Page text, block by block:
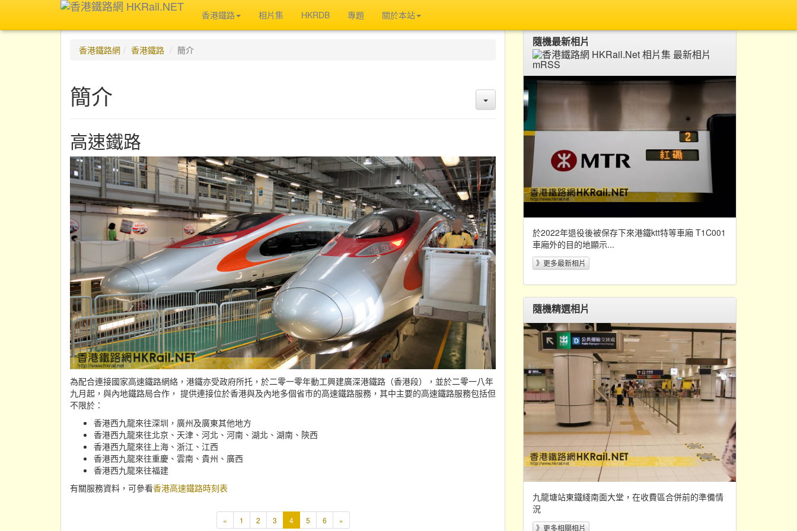
香港鐵路 相片集 HKRDB 專題 關於本站
香港鐵路網 香港鐵路 簡介
簡介
高速鐵路
為配合連接國家高速鐵路網絡，港鐵亦受政府所托，於二零一零年動工興建廣深港鐵路（香港段），並於二零一八年
九月起，與內地鐵路局合作， 提供連接位於香港與及內地多個省市的高速鐵路服務，其中主要的高速鐵路服務包括但
不限於：
香港西九龍來往深圳，廣州及廣東其他地方
香港西九龍來往北京、天津、河北、河南、湖北、湖南、陝西
香港西九龍來往上海、浙江、江西
香港西九龍來往重慶、雲南、貴州、廣西
香港西九龍來往福建
有關服務資料，可參看香港高速鐵路時刻表
« 1 2 3 4本
5 6 »
隨機最新相片
於2022年退役後被保存下來港鐵ktt特等車廂 T1C001
車廂外的目的地顯示...
》更多最新相片
隨機精選相片
九龍塘站東鐵綫南面大堂，在收費區合併前的準備情
況
》更多相關相片